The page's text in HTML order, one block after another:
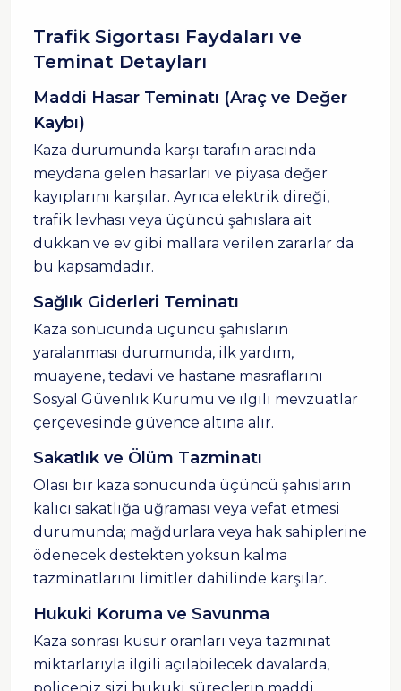
Trafik Sigortası Faydaları ve
Teminat Detayları
Maddi Hasar Teminatı (Araç ve Değer
Kaybı)
Kaza durumunda karşı tarafın aracında
meydana gelen hasarları ve piyasa değer
kayıplarını karşılar. Ayrıca elektrik direği,
trafik levhası veya üçüncü şahıslara ait
dükkan ve ev gibi mallara verilen zararlar da
bu kapsamdadır.
Sağlık Giderleri Teminatı
Kaza sonucunda üçüncü şahısların
yaralanması durumunda, ilk yardım,
muayene, tedavi ve hastane masraflarını
Sosyal Güvenlik Kurumu ve ilgili mevzuatlar
çerçevesinde güvence altına alır.
Sakatlık ve Ölüm Tazminatı
Olası bir kaza sonucunda üçüncü şahısların
kalıcı sakatlığa uğraması veya vefat etmesi
durumunda; mağdurlara veya hak sahiplerine
ödenecek destekten yoksun kalma
tazminatlarını limitler dahilinde karşılar.
Hukuki Koruma ve Savunma
Kaza sonrası kusur oranları veya tazminat
miktarlarıyla ilgili açılabilecek davalarda,